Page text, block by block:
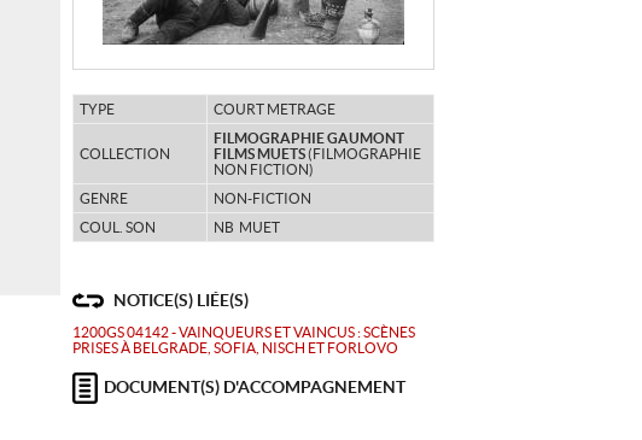
TYPE COURT METRAGE
COLLECTION
FILMOGRAPHIE GAUMONT
FILMS MUETS(FILMOGRAPHIE
NON FICTION)
GENRE
NON-FICTION
COUL. SON
NB MUET
NOTICE(S) LIÉE(S)
1200GS 04142 - VAINQUEURS ET VAINCUS : SCÈNES
PRISES À BELGRADE, SOFIA, NISCH ET FORLOVO
DOCUMENT(S) D'ACCOMPAGNEMENT